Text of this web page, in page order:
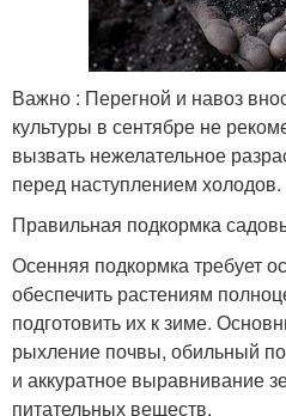
Важно : Перегной и навоз
культуры в сентябре не
вызвать нежелательное
перед наступлением холодов.
Правильная подкормка
Осенняя подкормка требует
обеспечить растениям
подготовить их к зиме.
рыхление почвы, обильный
и аккуратное выравнивание
питательных веществ.